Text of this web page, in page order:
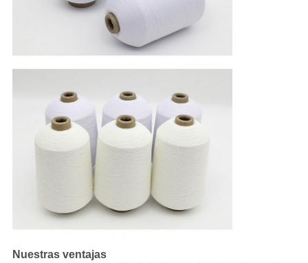
Nuestras ventajas